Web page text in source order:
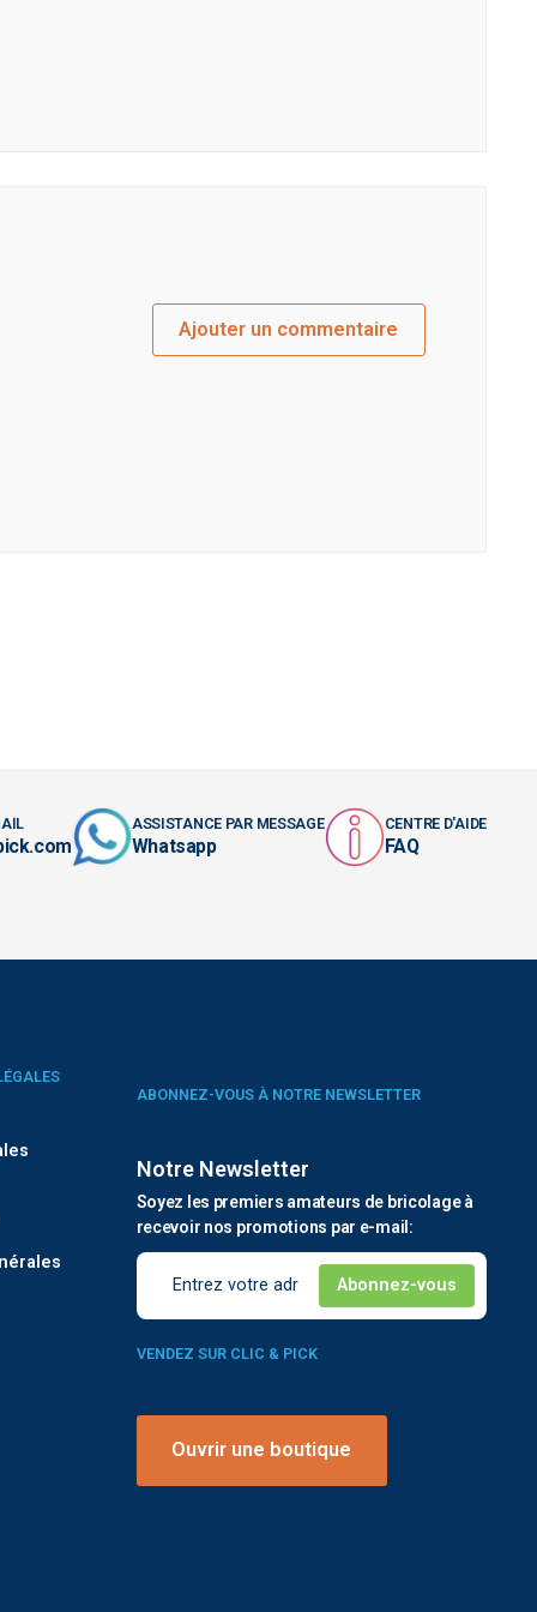
Ajouter un commentaire
ASSISTANCE PAR MESSAGE
Whatsapp
CENTRE D'AIDE
FAQ
ABONNEZ-VOUS À NOTRE NEWSLETTER
Notre Newsletter
Soyez les premiers amateurs de bricolage à
recevoir nos promotions par e-mail:
VENDEZ SUR CLIC & PICK
Ouvrir une boutique